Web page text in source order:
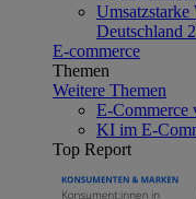
Deutschland
E-commerce
Themen
Weitere Themen
E-Commerce
KI im E-
Top Report